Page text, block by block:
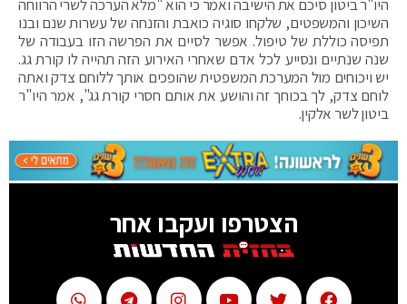
היו"ר ביטון סיכם את הישיבה ואמר כי הוא "מלא הערכה לשרי הרווחה
השיכון והמשפטים, שלקחו סוגיה כואבת והזנחה של עשרות שנם ובנו
תפיסה כוללת של טיפול. אפשר לסיים את הפרשה הזו בעבודה של
שנה שנתיים ונסייע לכל אדם שאחרי האירוע הזה תהייה לו קורת גג.
יש ויכוחים מול המערכת המשפטית שהופכים אותך ללוחם צדק ואתה
לוחם צדק, לך בכוחך זה והושע את אותם חסרי קורת גג", אמר היו"ר
ביטון לשר אלקין.
הצטרפו ועקבו אחר